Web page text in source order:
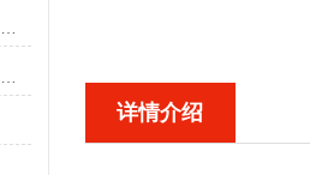
详情介绍